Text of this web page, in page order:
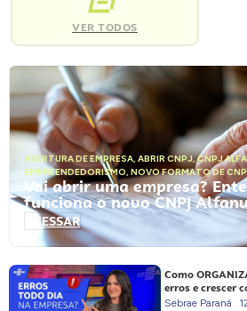
VER TODOS
ABERTURA DE EMPRESA, ABRIR CNPJ,CNPJ
EMPREENDEDORISMO, NOVO FORMATO DE
Vai abrir uma empresa?
funciona o novo CNPJ
ACESSAR
Como
erros e crescer
Sebrae Paraná